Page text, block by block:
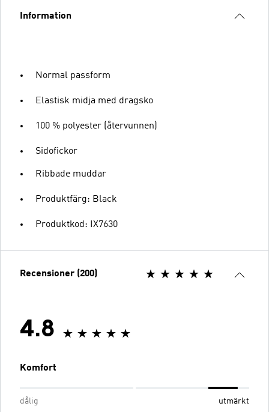
Information
Normal passform
Elastisk midja med dragsko
100 % polyester (återvunnen)
Sidofickor
Ribbade muddar
Produktfärg: Black
Produktkod: IX7630
Recensioner (200)
4.8
Komfort
dålig utmärkt